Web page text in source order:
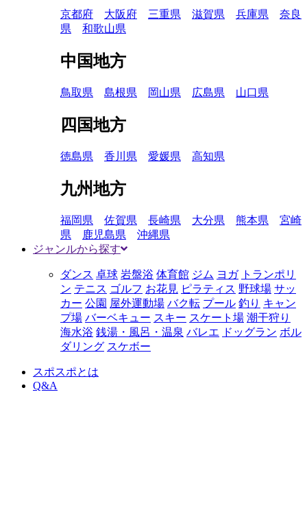
京都府 大阪府 三重県 滋賀県 兵庫県
奈良
県
和歌山県
中国地方
鳥取県 島根県 岡山県 広島県 山口県
四国地方
徳島県 香川県 愛媛県 高知県
九州地方
福岡県 佐賀県 長崎県 大分県 熊本県
宮崎
県
鹿児島県
沖縄県
ジャンルから探す
ダンス 卓球 岩盤浴 体育館 ジム ヨガ トランポリ
ン テニス ゴルフ お花見 ピラティス 野球場 サッ
カー 公園 屋外運動場 バク転 プール 釣り キャン
プ場 バーベキュー スキー スケート場 潮干狩り
海水浴 銭湯・風呂・温泉 バレエ ドッグラン ボル
ダリング スケボー
スポスポとは
Q&A